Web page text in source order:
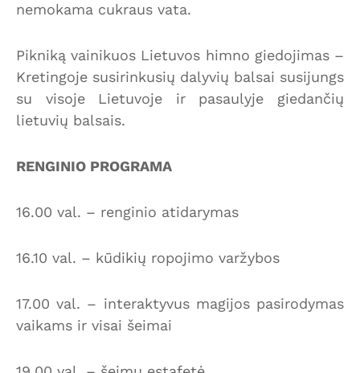
nemokama cukraus vata.
Pikniką vainikuos Lietuvos himno giedojimas –
Kretingoje susirinkusių dalyvių balsai susijungs
su visoje Lietuvoje ir pasaulyje giedančių
lietuvių balsais.
RENGINIO PROGRAMA
16.00 val. – renginio atidarymas
16.10 val. – kūdikių ropojimo varžybos
17.00 val. – interaktyvus magijos pasirodymas
vaikams ir visai šeimai